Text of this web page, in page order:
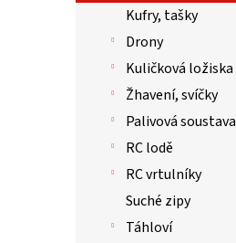
Kufry, tašky
Drony
Kuličková ložiska
Žhavení, svíčky
Palivová soustava
RC lodě
RC vrtulníky
Suché zipy
Táhloví